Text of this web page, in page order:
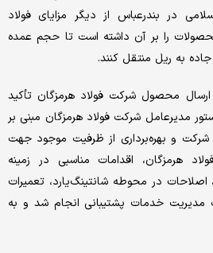
در بندرعباس از دیگر مزایای فولاد
را بر آن داشته است تا حجم عمده
به ریل منتقل کنند.
ارسال محصول شرکت فولاد هرمزگان تأکید
ابتدای سال ۱۴۰۴ با دستور مدیرعامل شرکت فولاد هرمزگان مبنی بر
شرکت و بهره‌برداری از ظرفیت موجود جهت
هرمزگان، اقدامات مناسبی در زمینه
اصلاحات در محوطه شانتینگ‌یارد، تعمیرات
خدمات پشتیبانی انجام شد و به